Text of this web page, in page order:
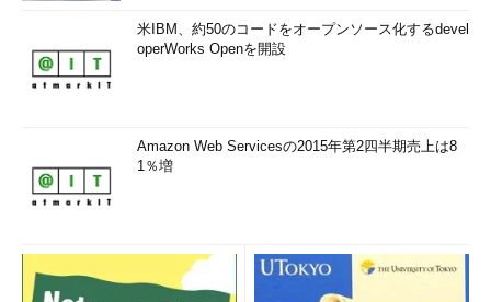
米IBM、約50のコードをオープンソース化するdevel
operWorks Openを開設
Amazon Web Servicesの2015年第2四半期売上は8
1％増